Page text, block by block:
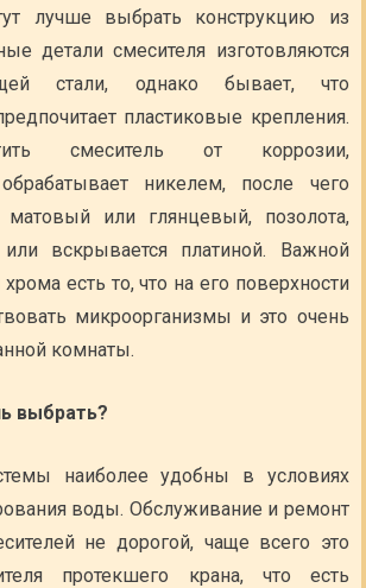
лучше выбрать конструкцию из
детали смесителя изготовляются
стали, однако бывает, что
пластиковые крепления.
смеситель от коррозии,
никелем, после чего
матовый или глянцевый, позолота,
вскрывается платиной. Важной
хрома есть то, что на его поверхности
микроорганизмы и это очень
комнаты.
выбрать?
наиболее удобны в условиях
воды. Обслуживание и ремонт
не дорогой, чаще всего это
протекшего крана, что есть